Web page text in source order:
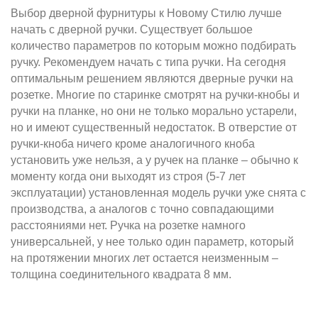
Выбор дверной фурнитуры к Новому Стилю лучше
начать с дверной ручки. Существует большое
количество параметров по которым можно подбирать
ручку. Рекомендуем начать с типа ручки. На сегодня
оптимальным решением являются дверные ручки на
розетке. Многие по старинке смотрят на ручки-кнобы и
ручки на планке, но они не только морально устарели,
но и имеют существенный недостаток. В отверстие от
ручки-кноба ничего кроме аналогичного кноба
установить уже нельзя, а у ручек на планке – обычно к
моменту когда они выходят из строя (5-7 лет
эксплуатации) установленная модель ручки уже снята с
производства, а аналогов с точно совпадающими
расстояниями нет. Ручка на розетке намного
универсальней, у нее только один параметр, который
на протяжении многих лет остается неизменным –
толщина соединительного квадрата 8 мм.